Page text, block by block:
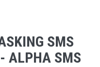
SMS
ALPHA SMS